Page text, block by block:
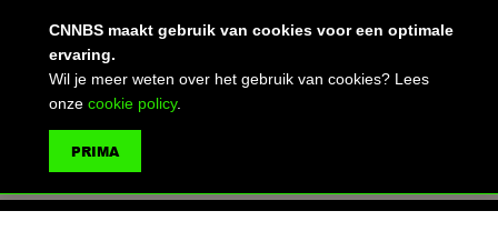
CNNBS maakt gebruik van cookies voor een optimale
ervaring.
Wil je meer weten over het gebruik van cookies? Lees
onze cookie policy.
PRIMA